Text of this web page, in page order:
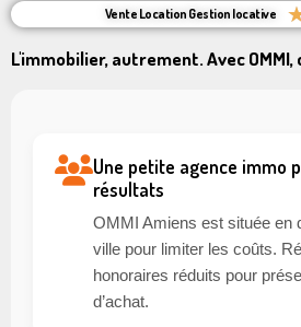
Vente Location Gestion locative
L'immobilier, autrement. Avec OMMI,
Une petite agence immo
résultats
OMMI Amiens est située en
ville pour limiter les coûts.
honoraires réduits pour
d’achat.